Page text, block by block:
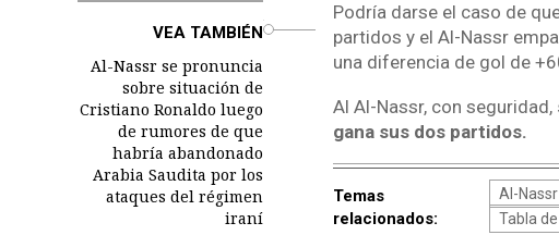
VEA TAMBIÉN
Al-Nassr se pronuncia
sobre situación de
Cristiano Ronaldo luego
de rumores de que
habría abandonado
Arabia Saudita por los
ataques del régimen
iraní
Podría darse el caso de
partidos y el Al-Nassr
una diferencia de gol de
Al Al-Nassr, con seguridad,
gana sus dos partidos.
Temas
relacionados:
Al-Nassr
Tabla